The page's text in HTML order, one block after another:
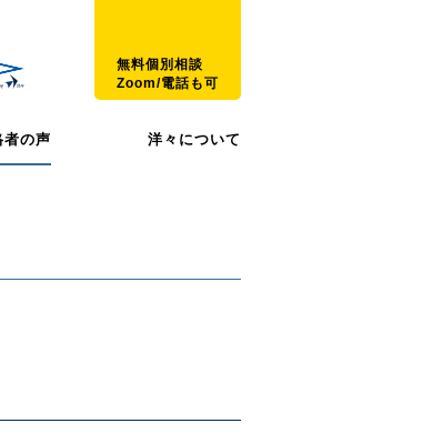
無料個別相談
Zoom/電話も可
者の声 洋々について